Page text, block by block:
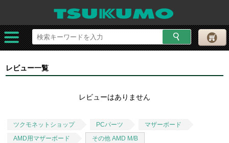
レビュー一覧
レビューはありません
ツクモネットショップ PCパーツ
マザーボード
AMD用マザーボード
その他 AMD M/B